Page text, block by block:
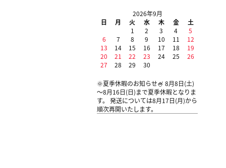
2026年9月
日
月 火 水 木 金
土
1
2 3 4
5
6
7 8 9 10 11
12
13
14 15 16 17 18
19
20
21 22 23 24 25
26
27
28 29 30
🌞夏季休暇のお知らせ🍧 8月8日(土)
～8月16日(日)まで夏季休暇となりま
す。 発送については8月17日(月)から
順次再開いたします。